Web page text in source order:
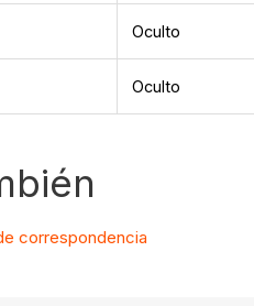
Oculto
Oculto
correspondencia